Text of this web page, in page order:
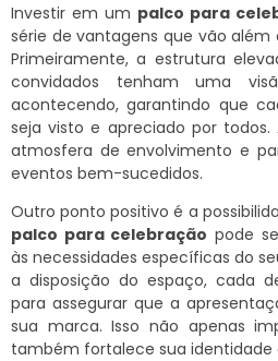
Investir em um palco para
série de vantagens que vão além
Primeiramente, a estrutura
convidados tenham uma
acontecendo, garantindo que
seja visto e apreciado por todos.
atmosfera de envolvimento e
eventos bem-sucedidos.
Outro ponto positivo é a
palco para celebração pode
às necessidades específicas do
a disposição do espaço, cada
para assegurar que a
sua marca. Isso não apenas
também fortalece sua identidade